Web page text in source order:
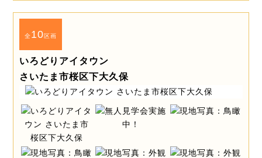
全10区画
いろどりアイタウン
さいたま市桜区下大久保